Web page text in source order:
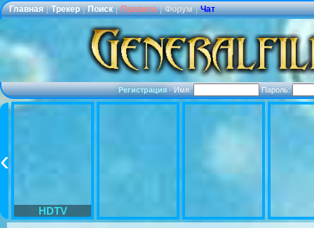
Главная | Трекер | Поиск | Правила | Форум | Чат
Регистрация·Имя: Пароль:
HDTV